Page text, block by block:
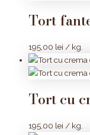
Tort
195,00 lei / kg.
Tort cu
195,00 lei / kg.